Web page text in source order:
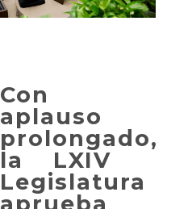
Con
aplauso
prolongado,
la LXIV
Legislatura
aprueba